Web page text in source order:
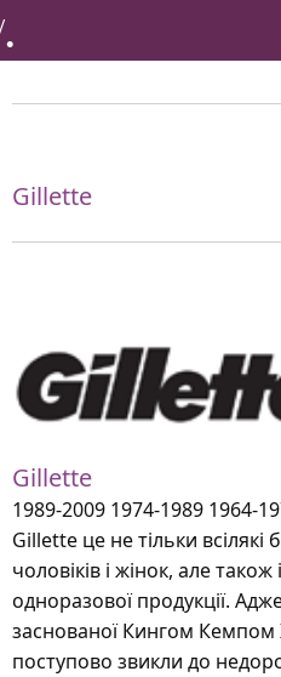
Gillette
Gillette
1989-2009 1974-1989 1964-
Gillette це не тільки всілякі
чоловіків і жінок, але
одноразової продукції.
заснованої Кингом
поступово звикли до